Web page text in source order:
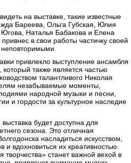
на выставке, такие известные
Бареева, Ольга Губская, Юлия
Наталья Бабакова и Елена
в свои работы частичку своей
привлекло выступление ансамбля
также является частью
талантливого Николая
незабываемые моменты,
народной музыки и песни,
и гордости за культурное наследие
будет доступна для
сезона. Это отличная
насладиться искусством,
и вдохновиться их креативностью.
станет важной вехой в